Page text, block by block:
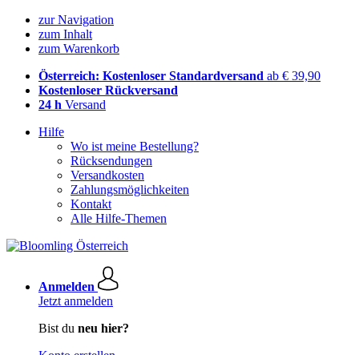
zur Navigation
zum Inhalt
zum Warenkorb
Österreich: Kostenloser Standardversand ab € 39,90
Kostenloser Rückversand
24 h Versand
Hilfe
Wo ist meine Bestellung?
Rücksendungen
Versandkosten
Zahlungsmöglichkeiten
Kontakt
Alle Hilfe-Themen
Anmelden
Jetzt anmelden
Bist du neu hier?